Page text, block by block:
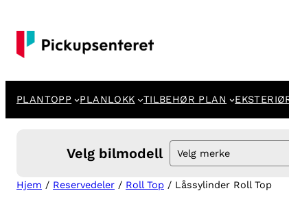
innhold
PLANTOPP PLANLOKK TILBEHØR PLAN
Velg bilmodell Velg merke
Hjem / Reservedeler / Roll Top / Låssylinder Roll Top